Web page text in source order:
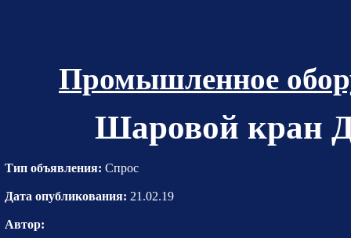
Промышленное
Шаровой кран
Тип объявления: Спрос
Дата опубликования: 21.02.19
Автор: